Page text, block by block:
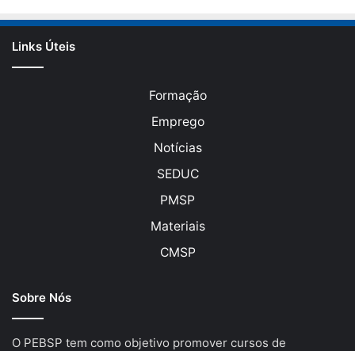
Links Úteis
Formação
Emprego
Notícias
SEDUC
PMSP
Materiais
CMSP
Sobre Nós
O PEBSP tem como objetivo promover cursos de